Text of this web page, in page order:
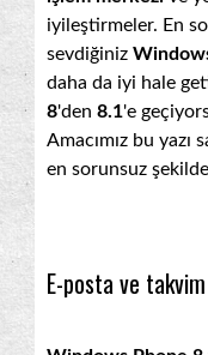
iyileştirmeler. En
sevdiğiniz
daha da iyi hale
8'den 8.1'e
Amacımız bu yazı
en sorunsuz
E-posta ve takvim